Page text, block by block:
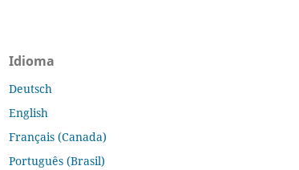
Idioma
Deutsch
English
Français (Canada)
Português (Brasil)